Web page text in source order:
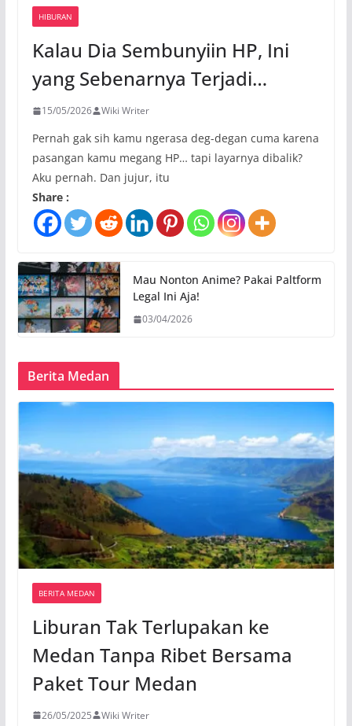
HIBURAN
Kalau Dia Sembunyiin HP, Ini
yang Sebenarnya Terjadi…
15/05/2026 Wiki Writer
Pernah gak sih kamu ngerasa deg-degan cuma karena
pasangan kamu megang HP… tapi layarnya dibalik?
Aku pernah. Dan jujur, itu
Share :
Mau Nonton Anime? Pakai Paltform
Legal Ini Aja!
03/04/2026
Berita Medan
BERITA MEDAN
Liburan Tak Terlupakan ke
Medan Tanpa Ribet Bersama
Paket Tour Medan
26/05/2025 Wiki Writer